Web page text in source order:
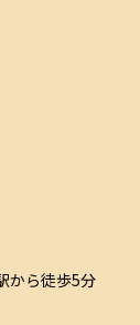
から徒歩5分